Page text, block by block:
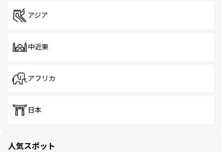
アジア
中近東
アフリカ
日本
人気スポット